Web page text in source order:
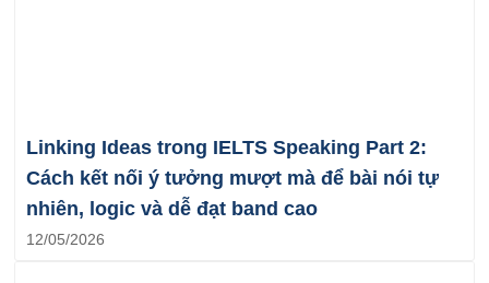
Linking Ideas trong IELTS Speaking Part 2:
Cách kết nối ý tưởng mượt mà để bài nói tự
nhiên, logic và dễ đạt band cao
12/05/2026